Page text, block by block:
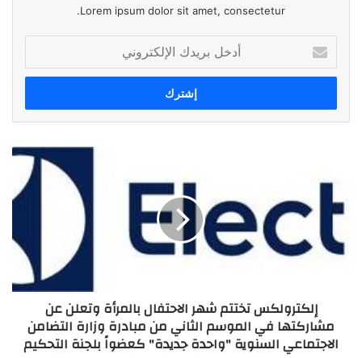
Lorem ipsum dolor sit amet, consectetur.
بريدك
الإلكتروني
شهر
الاحتفال
وتعلن
عن
الموسم
الثاني
من
إلكترولكس تختتم شهر الاحتفال بالمرأة وتعلن عن
مشاركتها في الموسم الثاني من مبادرة وزارة التضامن
الاجتماعي السنوية "واحدة جديدة" كعضواً بلجنة التحكيم